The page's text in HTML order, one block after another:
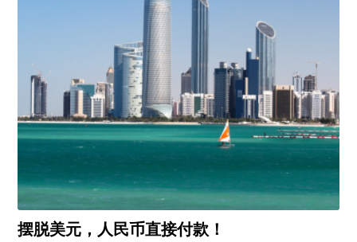
摆脱美元，人民币直接付款！